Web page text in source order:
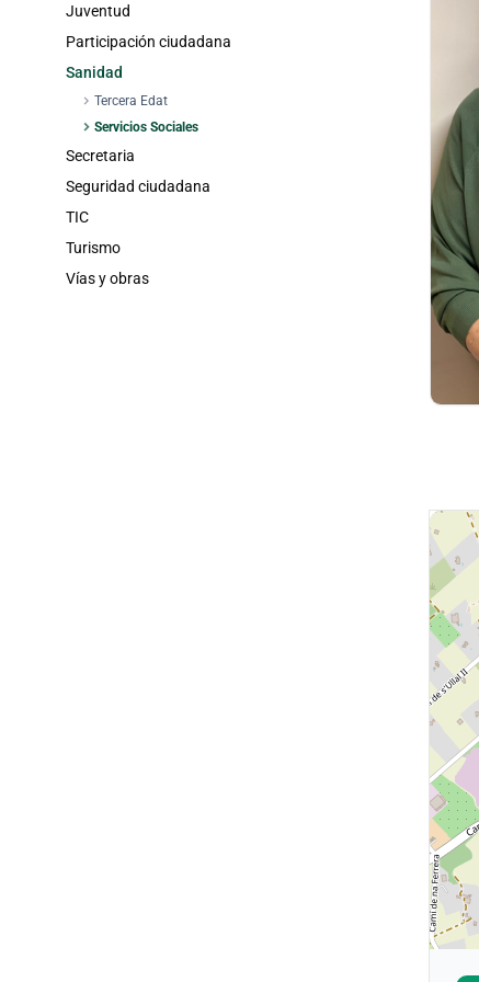
Juventud
Participación ciudadana
Sanidad
chevron_right Tercera Edat
chevron_right Servicios Sociales
Secretaria
Seguridad ciudadana
TIC
Turismo
Vías y obras